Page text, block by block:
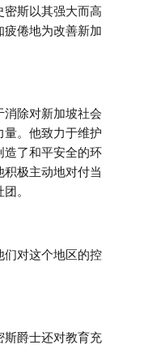
斯以其强大而高
倦地为改善新加
除对新加坡社会
。他致力于维护
造了和平安全的环
极主动地对付当
。
们对这个地区的控
斯爵士还对教育充